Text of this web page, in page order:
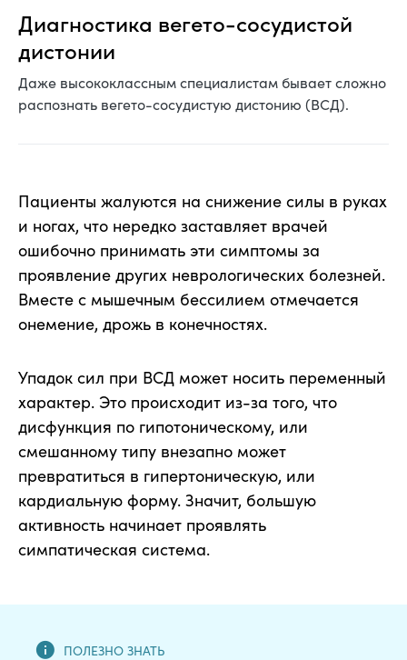
Диагностика вегето-сосудистой
дистонии
Даже высококлассным специалистам бывает сложно
распознать вегето-сосудистую дистонию (ВСД).
Пациенты жалуются на снижение силы в руках
и ногах, что нередко заставляет врачей
ошибочно принимать эти симптомы за
проявление других неврологических болезней.
Вместе с мышечным бессилием отмечается
онемение, дрожь в конечностях.
Упадок сил при ВСД может носить переменный
характер. Это происходит из-за того, что
дисфункция по гипотоническому, или
смешанному типу внезапно может
превратиться в гипертоническую, или
кардиальную форму. Значит, большую
активность начинает проявлять
симпатическая система.